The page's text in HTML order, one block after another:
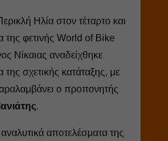
Ηλία στον τέταρτο και
της φετινής World of Bike
Νίκαιας αναδείχθηκε
σχετικής κατάταξης, με
ο προπονητής
.
αποτελέσματα της